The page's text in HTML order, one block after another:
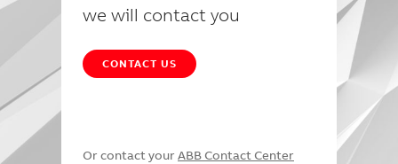
we will contact you
CONTACT US
Or contact your ABB Contact Center